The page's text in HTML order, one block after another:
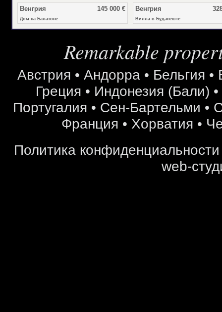
Венгрия 145 000 €
Дом на Балатоне
Венгрия
Вилла в Будапеште
Remarkable
Австрия • Андорра • Бельгия •
Греция • Индонезия (Бали) •
Португалия • Сен-Бартельми •
Франция • Хорватия •
Политика конфиденциальности
web-